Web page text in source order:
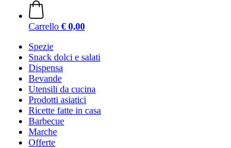
Carrello € 0,00
Spezie
Snack dolci e salati
Dispensa
Bevande
Utensili da cucina
Prodotti asiatici
Ricette fatte in casa
Barbecue
Marche
Offerte